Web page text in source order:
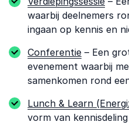
waarbij deelnemers
ingaan op kennis en
Conferentie – Een
evenement waarbij
samenkomen rond
Lunch & Learn
vorm van